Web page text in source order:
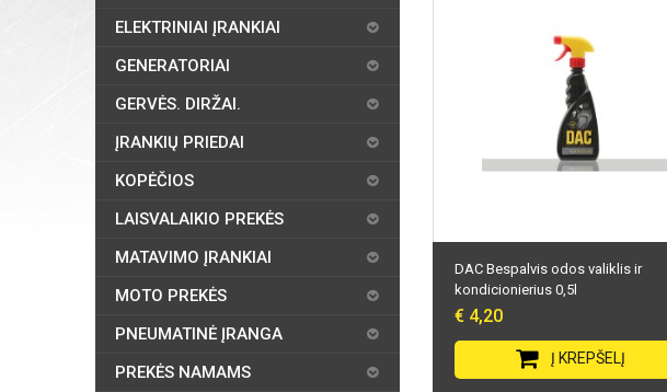
DAC Bespalvis odos valiklis ir
kondicionierius 0,5l
€ 4,20
Į KREPŠELĮ
ELEKTRINIAI ĮRANKIAI
GENERATORIAI
GERVĖS. DIRŽAI.
ĮRANKIŲ PRIEDAI
KOPĖČIOS
LAISVALAIKIO PREKĖS
MATAVIMO ĮRANKIAI
MOTO PREKĖS
PNEUMATINĖ ĮRANGA
PREKĖS NAMAMS